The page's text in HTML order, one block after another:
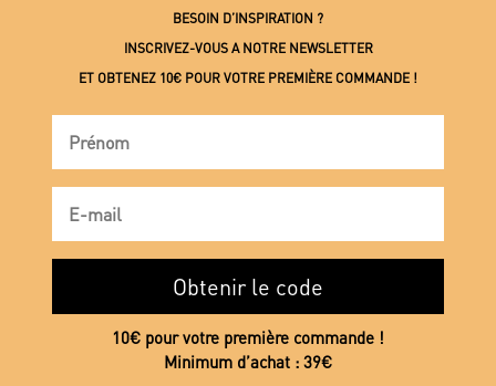
BESOIN D’INSPIRATION ?
INSCRIVEZ-VOUS A NOTRE NEWSLETTER
ET OBTENEZ 10€ POUR VOTRE PREMIÈRE COMMANDE !
Obtenir le code
10€ pour votre première commande !
Minimum d’achat : 39€